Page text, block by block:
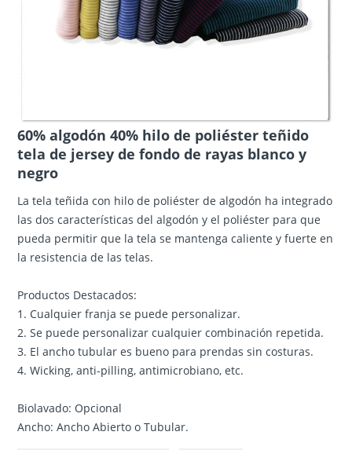
60% algodón 40% hilo de poliéster teñido
tela de jersey de fondo de rayas blanco y
negro
La tela teñida con hilo de poliéster de algodón ha integrado
las dos características del algodón y el poliéster para que
pueda permitir que la tela se mantenga caliente y fuerte en
la resistencia de las telas.
Productos Destacados:
1. Cualquier franja se puede personalizar.
2. Se puede personalizar cualquier combinación repetida.
3. El ancho tubular es bueno para prendas sin costuras.
4. Wicking, anti-pilling, antimicrobiano, etc.
Biolavado: Opcional
Ancho: Ancho Abierto o Tubular.